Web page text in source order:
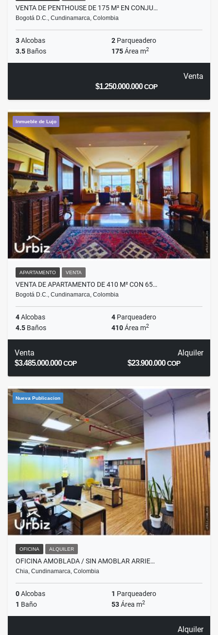
VENTA DE PENTHOUSE DE 175 M² EN CONJU…
Bogotá D.C., Cundinamarca, Colombia
3Alcobas 2 Parqueadero
3.5 Baños 175Área m2
Venta
$1.250.000.000COP
Inmueble de Lujo
APARTAMENTO VENTA
VENTA DE APARTAMENTO DE 410 M² CON 65…
Bogotá D.C., Cundinamarca, Colombia
4Alcobas 4 Parqueadero
4.5 Baños 410Área m2
Venta
$3.485.000.000COP
Alquiler
$23.900.000COP
Nueva Publicacion
OFICINA ALQUILER
OFICINA AMOBLADA / SIN AMOBLAR ARRIE…
Chia, Cundinamarca, Colombia
0Alcobas 1 Parqueadero
1 Baño 53Área m2
Alquiler